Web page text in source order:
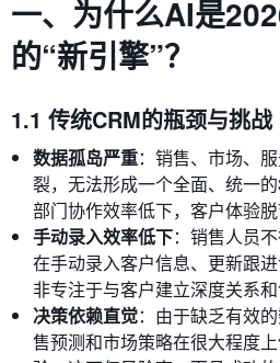
一、为什么AI是
的“新引擎”？
1.1 传统CRM的瓶颈与挑战
数据孤岛严重：销售、市场、
裂，无法形成一个全面、统一
部门协作效率低下，客户体验脱
手动录入效率低下：销售人员
在手动录入客户信息、更新跟
非专注于与客户建立深度关系和
决策依赖直觉：由于缺乏有效
售预测和市场策略在很大程度